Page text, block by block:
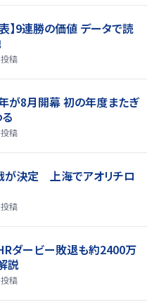
】9連勝の価値 データで読
稿
年が8月開幕 初の年度またぎ
稿
が決定 上海でアオリチロ
稿
ダービー敗退も約2400万
説
稿